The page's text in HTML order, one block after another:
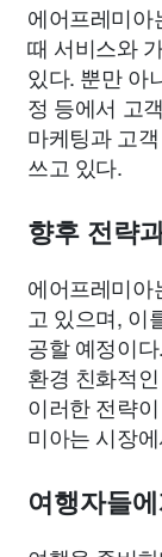
에어프레미아
때 서비스와
있다. 뿐만 아
정 등에서 고
마케팅과 고
쓰고 있다.
향후 전략
에어프레미아
고 있으며, 이
공할 예정이
환경 친화적
이러한 전략
미아는 시장
여행자들